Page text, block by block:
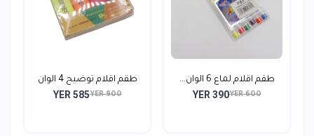
طقم اقلام لماع 6 الوان...
YER 600
YER 390
طقم اقلام توضيح 4 الوان
YER 900
YER 585